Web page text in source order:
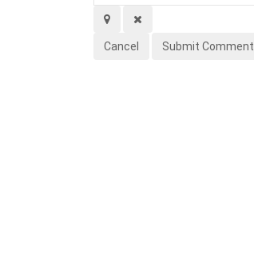
Cancel Submit Comment